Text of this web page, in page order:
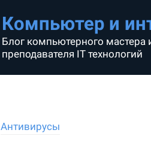
Компьютер и
Блог компьютерного мастера
преподавателя IT технологий
Антивирусы